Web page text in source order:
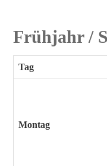
Frühjahr /
Tag
Montag